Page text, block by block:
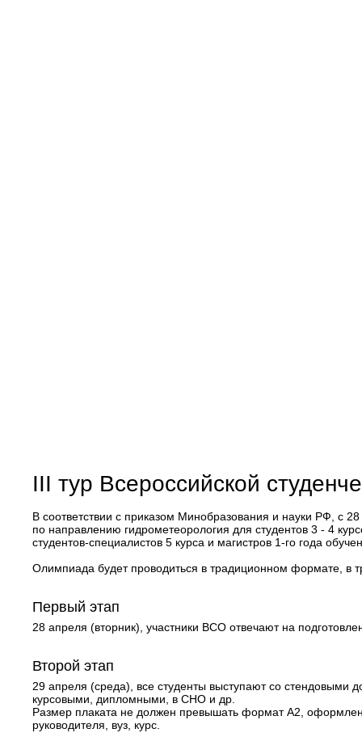
III тур Всероссийской
В соответствии с приказом Минобразования и науки РФ, с
по направлению гидрометеорология для студентов 3 - 4
студентов-специалистов 5 курса и магистров 1-го года
Олимпиада будет проводиться в традиционном формате, в
Первый этап
28 апреля (вторник), участники ВСО отвечают на
Второй этап
29 апреля (среда), все студенты выступают со стендовыми
курсовыми, дипломными, в СНО и др.
Размер плаката не должен превышать формат А2,
руководителя, вуз, курс.